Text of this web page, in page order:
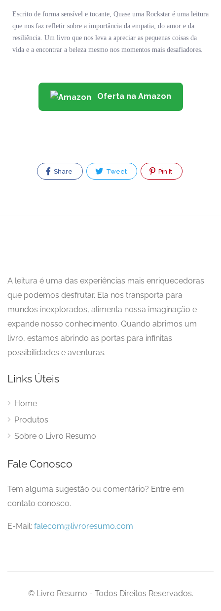
Escrito de forma sensível e tocante, Quase uma Rockstar é uma leitura
que nos faz refletir sobre a importância da empatia, do amor e da
resiliência. Um livro que nos leva a apreciar as pequenas coisas da
vida e a encontrar a beleza mesmo nos momentos mais desafiadores.
Oferta na Amazon
Share Tweet Pin It
A leitura é uma das experiências mais enriquecedoras
que podemos desfrutar. Ela nos transporta para
mundos inexplorados, alimenta nossa imaginação e
expande nosso conhecimento. Quando abrimos um
livro, estamos abrindo as portas para infinitas
possibilidades e aventuras.
Links Úteis
Home
Produtos
Sobre o Livro Resumo
Fale Conosco
Tem alguma sugestão ou comentário? Entre em
contato conosco.
E-Mail: falecom@livroresumo.com
© Livro Resumo - Todos Direitos Reservados.